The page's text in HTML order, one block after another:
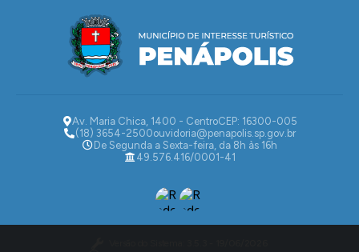
Av. Maria Chica, 1400 - CentroCEP: 16300-005
(18) 3654-2500ouvidoria@penapolis.sp.gov.br
De Segunda a Sexta-feira, da 8h às 16h
49.576.416/0001-41